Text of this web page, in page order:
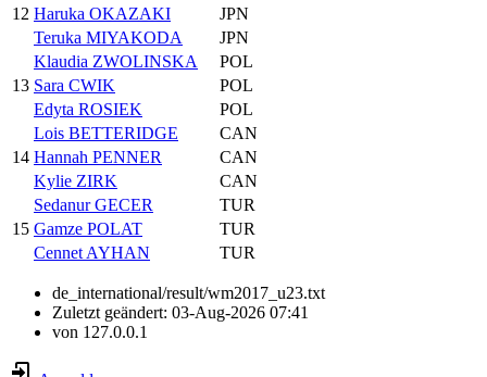
12 Haruka OKAZAKI
JPN
Teruka MIYAKODA
JPN
13
Klaudia ZWOLINSKA
POL
Sara CWIK
POL
Edyta ROSIEK
POL
14
Lois BETTERIDGE
CAN
Hannah PENNER
CAN
Kylie ZIRK
CAN
15
Sedanur GECER
TUR
Gamze POLAT
TUR
Cennet AYHAN
TUR
de_international/result/wm2017_u23.txt
Zuletzt geändert: 03-Aug-2026 07:41
von 127.0.0.1